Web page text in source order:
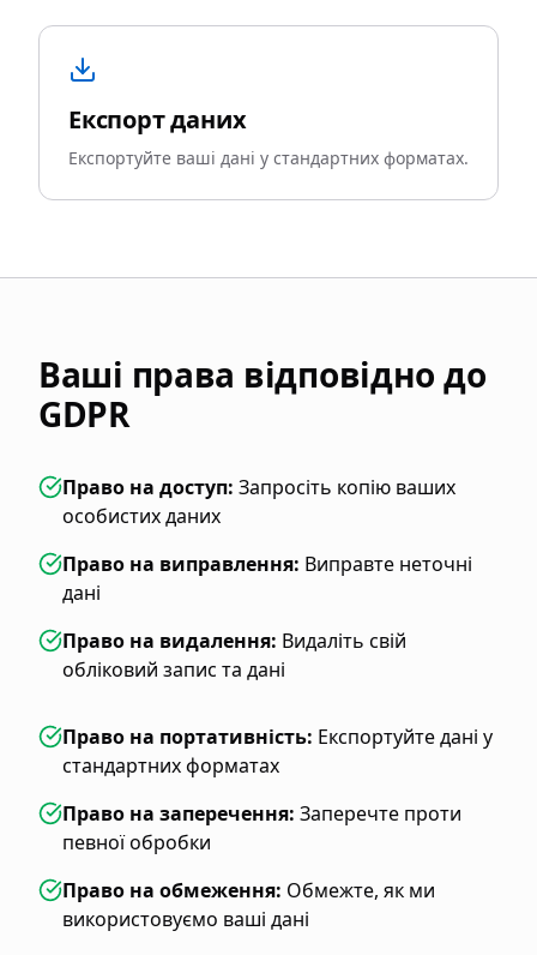
Експорт даних
Експортуйте ваші дані у стандартних форматах.
Ваші права відповідно до
GDPR
Право на доступ: Запросіть копію ваших
особистих даних
Право на виправлення: Виправте неточні
дані
Право на видалення: Видаліть свій
обліковий запис та дані
Право на портативність: Експортуйте дані у
стандартних форматах
Право на заперечення: Заперечте проти
певної обробки
Право на обмеження: Обмежте, як ми
використовуємо ваші дані